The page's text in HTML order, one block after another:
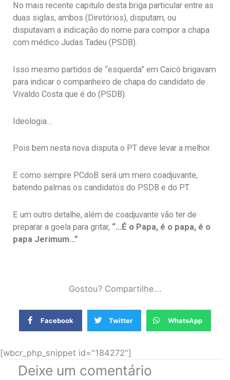
No mais recente capitulo desta briga particular entre as
duas siglas, ambos (Diretórios), disputam, ou
disputavam a indicação do nome para compor a chapa
com médico Judas Tadeu (PSDB).
Isso mesmo partidos de “esquerda” em Caicó brigavam
para indicar o companheiro de chapa do candidato de
Vivaldo Costa que é do (PSDB).
Ideologia…
Pois bem nesta nova disputa o PT deve levar a melhor.
E como sempre PCdoB será um mero coadjuvante,
batendo palmas os candidatos do PSDB e do PT.
E um outro detalhe, além de coadjuvante vão ter de
preparar a goela para gritar, “…É o Papa, é o papa, é o
papa Jerimum…”
Gostou? Compartilhe...
Facebook Twitter WhatsApp
[wbcr_php_snippet id="184272"]
Deixe um comentário